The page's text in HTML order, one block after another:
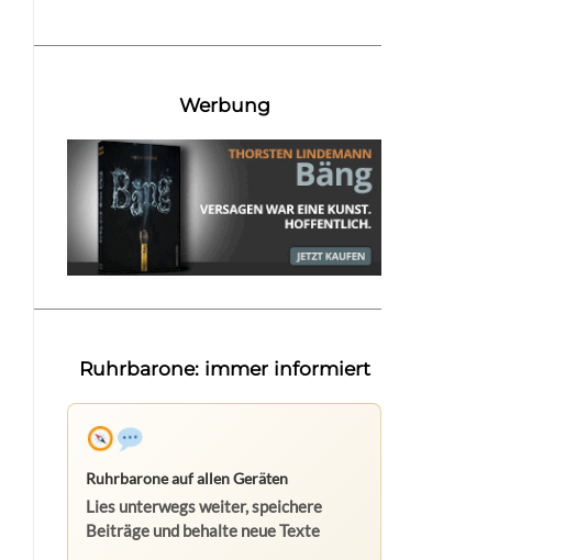
Werbung
Ruhrbarone: immer informiert
Ruhrbarone auf allen Geräten
Lies unterwegs weiter, speichere
Beiträge und behalte neue Texte